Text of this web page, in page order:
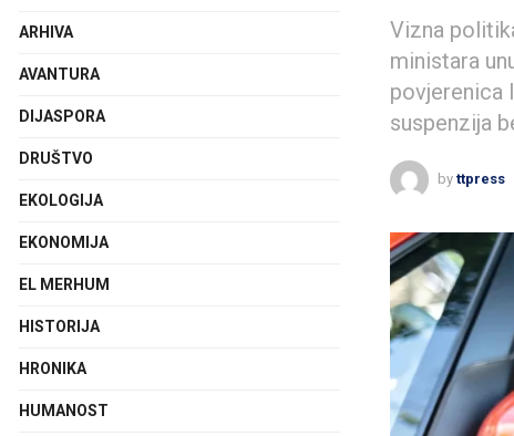
Vizna
ministara
povjerenica
suspenzija
by ttpress
ARHIVA
AVANTURA
DIJASPORA
DRUŠTVO
EKOLOGIJA
EKONOMIJA
EL MERHUM
HISTORIJA
HRONIKA
HUMANOST